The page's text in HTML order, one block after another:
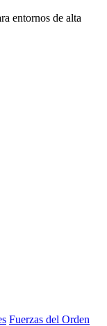
entornos de alta
Fuerzas del Orden